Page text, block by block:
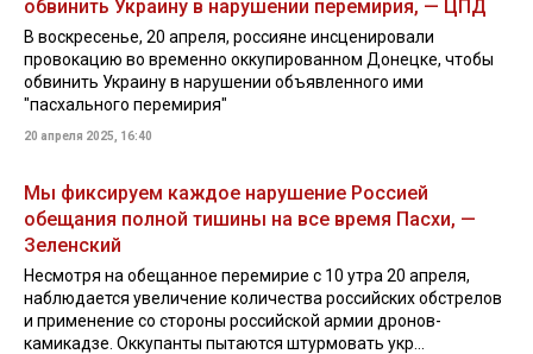
обвинить Украину в нарушении перемирия, — ЦПД
В воскресенье, 20 апреля, россияне инсценировали
провокацию во временно оккупированном Донецке, чтобы
обвинить Украину в нарушении объявленного ими
"пасхального перемирия"
20 апреля 2025, 16:40
Мы фиксируем каждое нарушение Россией
обещания полной тишины на все время Пасхи, —
Зеленский
Несмотря на обещанное перемирие с 10 утра 20 апреля,
наблюдается увеличение количества российских обстрелов
и применение со стороны российской армии дронов-
камикадзе. Оккупанты пытаются штурмовать укр...